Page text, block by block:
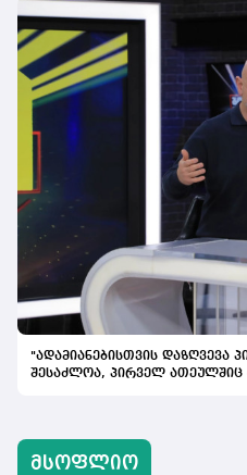
"ადამიანებისთვის დაზღვევა
შესაძლოა, პირველ ათეულშიც
მსოფლიო